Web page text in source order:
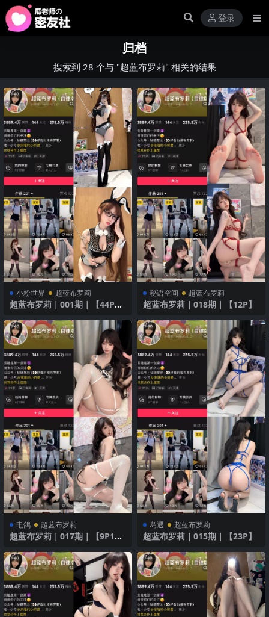
登录
归档
搜索到 28 个与 "超蓝布罗莉" 相关的结果
小粉世界 超蓝布罗莉
超蓝布罗莉｜001期｜【44P6
秘语空间 超蓝布罗莉
超蓝布罗莉｜018期｜【12P】
电鸽 超蓝布罗莉
超蓝布罗莉｜017期｜【9P1
岛遇 超蓝布罗莉
超蓝布罗莉｜015期｜【23P】